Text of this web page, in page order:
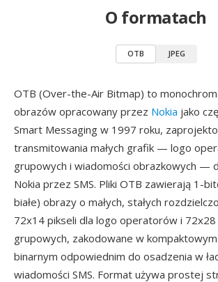
O formatach
OTB JPEG
OTB (Over-the-Air Bitmap) to
obrazów opracowany przez Nokia jako
Smart Messaging w 1997 roku,
transmitowania małych grafik — logo
grupowych i wiadomości obrazkowych —
Nokia przez SMS. Pliki OTB zawierają 1-
białe) obrazy o małych, stałych
72x14 pikseli dla logo operatorów i
grupowych, zakodowane w
binarnym odpowiednim do osadzenia w
wiadomości SMS. Format używa prostej